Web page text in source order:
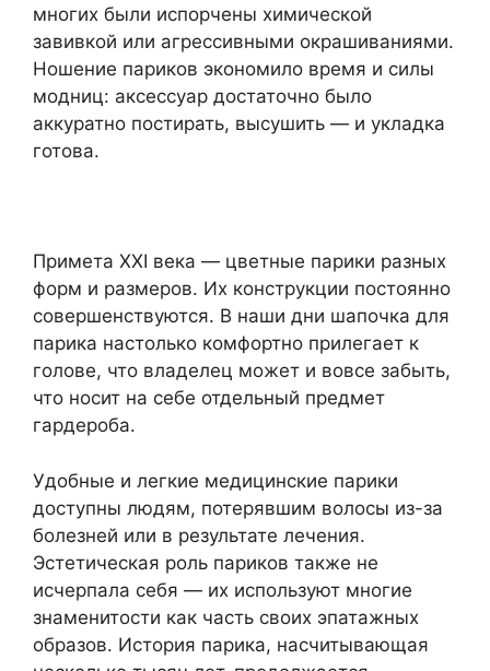
многих были испорчены химической
завивкой или агрессивными окрашиваниями.
Ношение париков экономило время и силы
модниц: аксессуар достаточно было
аккуратно постирать, высушить — и укладка
готова.
Примета XXI века — цветные парики разных
форм и размеров. Их конструкции постоянно
совершенствуются. В наши дни шапочка для
парика настолько комфортно прилегает к
голове, что владелец может и вовсе забыть,
что носит на себе отдельный предмет
гардероба.
Удобные и легкие медицинские парики
доступны людям, потерявшим волосы из-за
болезней или в результате лечения.
Эстетическая роль париков также не
исчерпала себя — их используют многие
знаменитости как часть своих эпатажных
образов. История парика, насчитывающая